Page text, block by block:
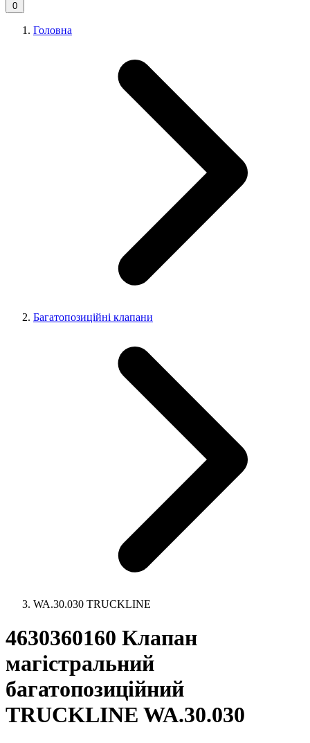
0
Головна
Багатопозиційні клапани
WA.30.030 TRUCKLINE
4630360160 Клапан
магістральний
багатопозиційний
TRUCKLINE WA.30.030